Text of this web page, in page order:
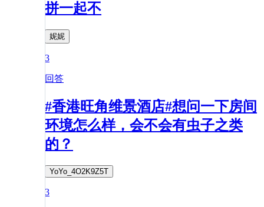
拼一起不
妮妮
3
回答
#香港旺角维景酒店#想问一下房间
环境怎么样，会不会有虫子之类
的？
YoYo_4O2K9Z5T
3